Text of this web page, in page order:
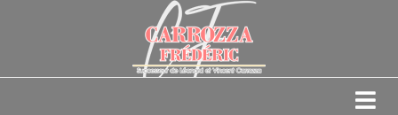
Panneau de gestion des cookies